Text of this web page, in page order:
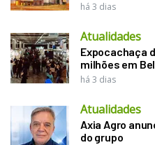
há 3 dias
Atualidades
Expocachaça
milhões em
há 3 dias
Atualidades
Axia Agro
do grupo